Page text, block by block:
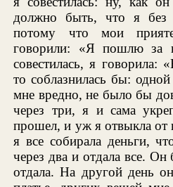
должно быть, что я без
потому что мои
говорили: «Я пошлю за
совестилась, я говорила:
то соблазнилась бы:
мне вредно, не было бы
через три, я и сама
прошел, и уж я отвыкла
я все собирала деньги,
через два и отдала все.
отдала. На другой день